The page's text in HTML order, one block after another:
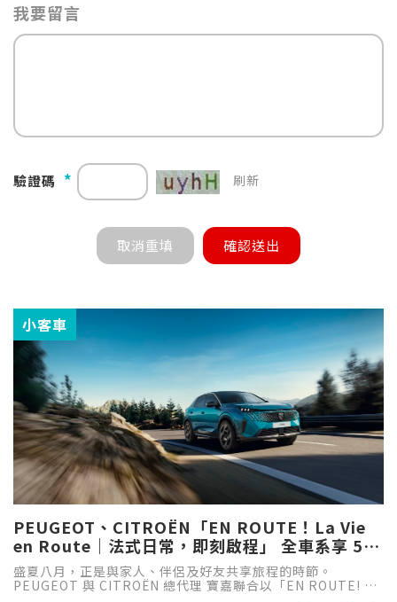
我要留言
驗證碼 * 刷新
小客車
PEUGEOT、CITROËN「EN ROUTE！La Vie
en Route｜法式日常，即刻啟程」 全車系享 5
年／15 萬公里原廠延長保固
盛夏八月，正是與家人、伴侶及好友共享旅程的時節。
PEUGEOT 與 CITROËN 總代理 寶嘉聯合以「EN ROUTE! La